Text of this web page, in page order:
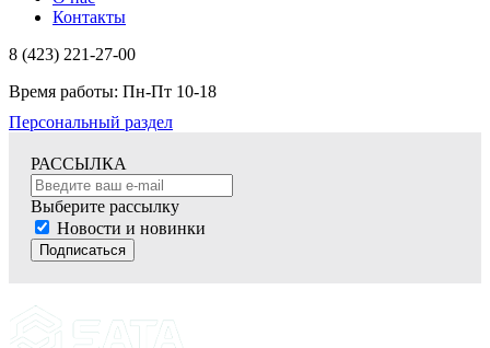
Контакты
8 (423) 221-27-00
Время работы: Пн-Пт 10-18
Персональный раздел
РАССЫЛКА
Выберите рассылку
Новости и новинки
Подписаться